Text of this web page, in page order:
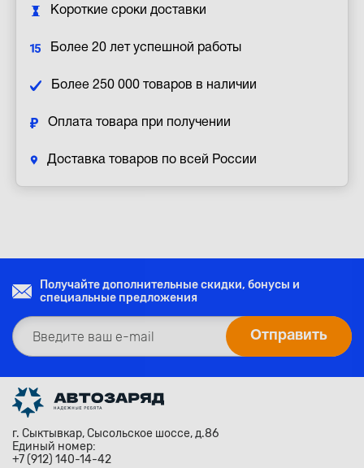
Короткие сроки доставки
Более 20 лет успешной работы
Более 250 000 товаров в наличии
Оплата товара при получении
Доставка товаров по всей России
Получайте дополнительные скидки, бонусы и
специальные предложения
г. Сыктывкар, Сысольское шоссе, д.86
Единый номер:
+7 (912) 140-14-42